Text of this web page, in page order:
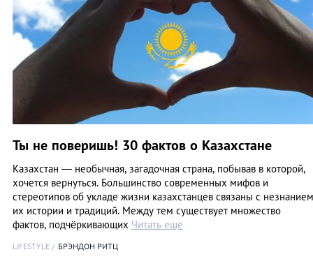
Ты не поверишь! 30 фактов о Казахстане
Казахстан — необычная, загадочная страна, побывав в которой,
хочется вернуться. Большинство современных мифов и
стереотипов об укладе жизни казахстанцев связаны с незнанием
их истории и традиций. Между тем существует множество
фактов, подчёркивающих Читать еще
LIFESTYLE БРЭНДОН РИТЦ